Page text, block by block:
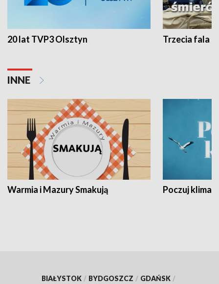
20 lat TVP3 Olsztyn Trzecia fala -
INNE
Warmia i Mazury Smakują Poczuj klimat
BIAŁYSTOK / BYDGOSZCZ / GDAŃSK /